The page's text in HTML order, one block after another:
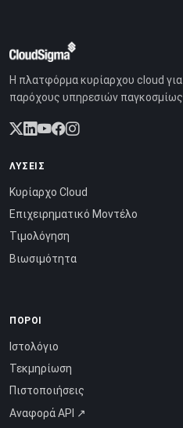
Η πλατφόρμα κυρίαρχου cloud για
παρόχους υπηρεσιών παγκοσμίως.
ΛΎΣΕΙΣ
Κυρίαρχο Cloud
Επιχειρηματικό Μοντέλο
Τιμολόγηση
Βιωσιμότητα
ΠΌΡΟΙ
Ιστολόγιο
Τεκμηρίωση
Πιστοποιήσεις
Αναφορά API ↗